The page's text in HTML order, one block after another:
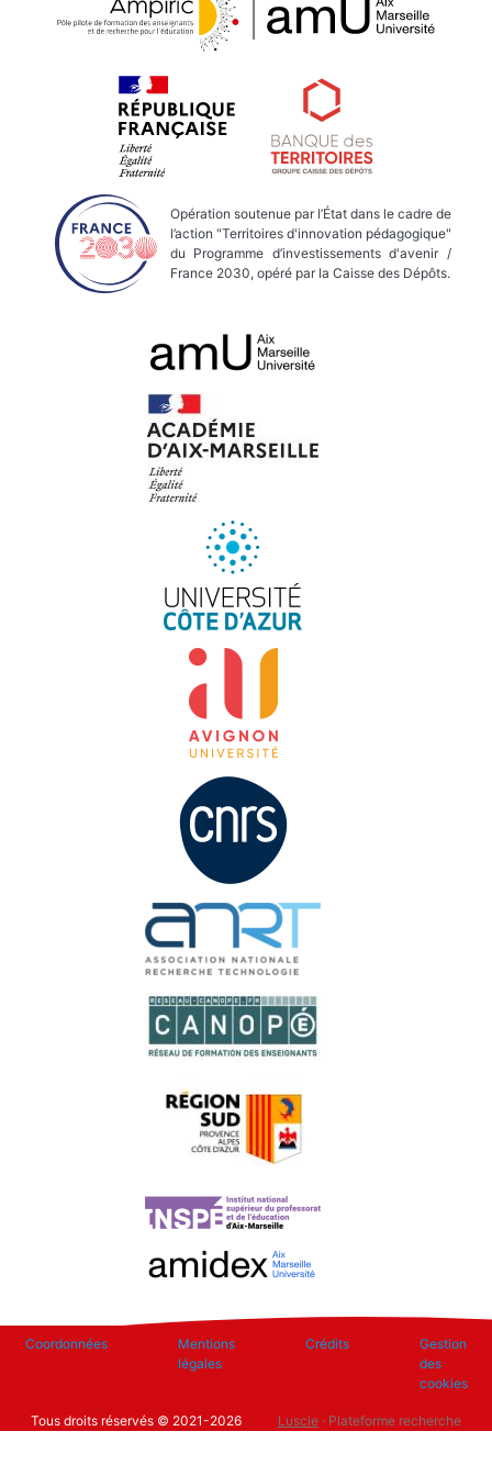
Opération soutenue par l’État dans le cadre de
l’action "Territoires d'innovation pédagogique"
du Programme d’investissements d'avenir /
France 2030, opéré par la Caisse des Dépôts.
Coordonnées
Mentions
légales
Crédits
Gestion
des
cookies
Tous droits réservés © 2021-2026 Luscie· Plateforme recherche